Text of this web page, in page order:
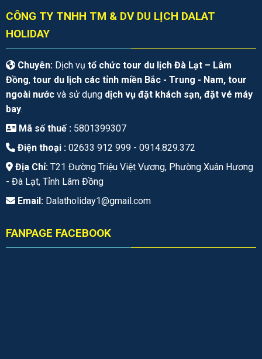
CÔNG TY TNHH TM & DV DU LỊCH DALAT
HOLIDAY
Chuyên:Dịch vụ tổ chức tour du lịch Đà Lạt – Lâm
Đồng, tour du lịch các tỉnh miền Bắc - Trung - Nam, tour
ngoài nướcvà sử dụng dịch vụ đặt khách sạn, đặt vé máy
bay.
Mã số thuế : 5801399307
Điện thoại : 02633 912 999 - 0914.829.372
Địa Chỉ: T21 Đường Triệu Việt Vương, Phường Xuân Hương
- Đà Lạt, Tỉnh Lâm Đồng
Email: Dalatholiday1@gmail.com
FANPAGE FACEBOOK